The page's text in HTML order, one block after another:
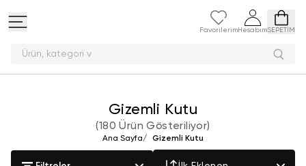
Favorilerim HesabımSEPETİM
Ürün
Gizemli Kutu
(180 Ürün Gösteriliyor)
Ana Sayfa/ Gizemli Kutu